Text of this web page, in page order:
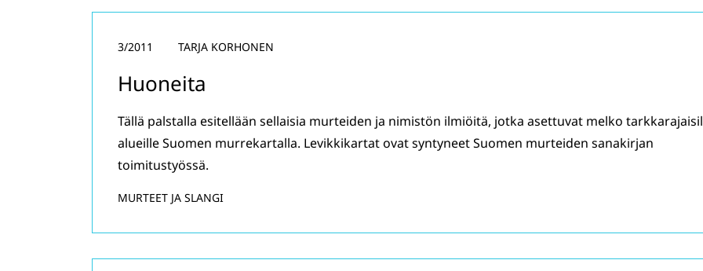
Huoneita
3/2011 TARJA KORHONEN
Tällä palstalla esitellään sellaisia murteiden ja nimistön ilmiöitä, jotka asettuvat melko
alueille Suomen murrekartalla. Levikkikartat ovat syntyneet Suomen murteiden sanakirjan
toimitustyössä.
MURTEET JA SLANGI